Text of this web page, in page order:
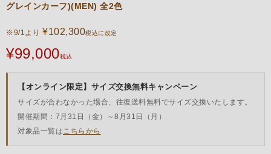
グレインカーフ)(MEN) 全2色
※9/1より ¥102,300税込に改定
¥99,000税込
【オンライン限定】サイズ交換無料キャンペーン
サイズが合わなかった場合、往復送料無料でサイズ交換いたします。
開催期間：7月31日（金）～8月31日（月）
対象品一覧はこちらから